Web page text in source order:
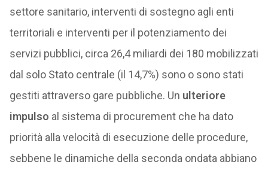
settore sanitario, interventi di sostegno agli enti
territoriali e interventi per il potenziamento dei
servizi pubblici, circa 26,4 miliardi dei 180 mobilizzati
dal solo Stato centrale (il 14,7%) sono o sono stati
gestiti attraverso gare pubbliche. Un ulteriore
impulso al sistema di procurement che ha dato
priorità alla velocità di esecuzione delle procedure,
sebbene le dinamiche della seconda ondata abbiano